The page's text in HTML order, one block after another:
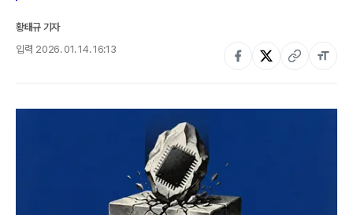
황태규 기자
입력 2026. 01. 14. 16:13